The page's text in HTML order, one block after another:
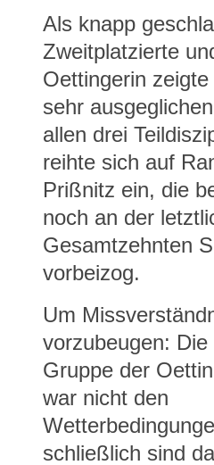
Als knapp
Zweitplatzierte
Oettingerin
sehr
allen drei
reihte sich auf
Prißnitz ein, die
noch an der
Gesamtzehnten
vorbeizog.
Um
vorzubeugen:
Gruppe der
war nicht den
schließlich sind